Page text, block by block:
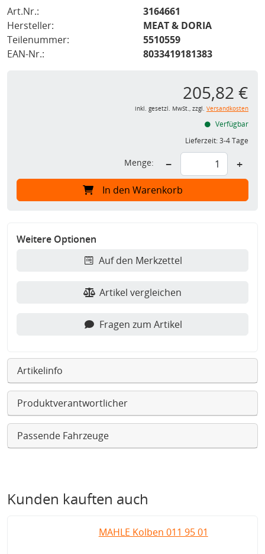
Art.Nr.:
3164661
Hersteller:
MEAT & DORIA
Teilenummer:
5510559
EAN-Nr.:
8033419181383
205,82 €
inkl. gesetzl. MwSt., zzgl. Versandkosten
Verfügbar
Lieferzeit:3-4 Tage
Menge: − +
In den Warenkorb
Weitere Optionen
Auf den Merkzettel
Artikel vergleichen
Fragen zum Artikel
Artikelinfo
Produktverantwortlicher
Passende Fahrzeuge
Kunden kauften auch
MAHLE Kolben 011 95 01